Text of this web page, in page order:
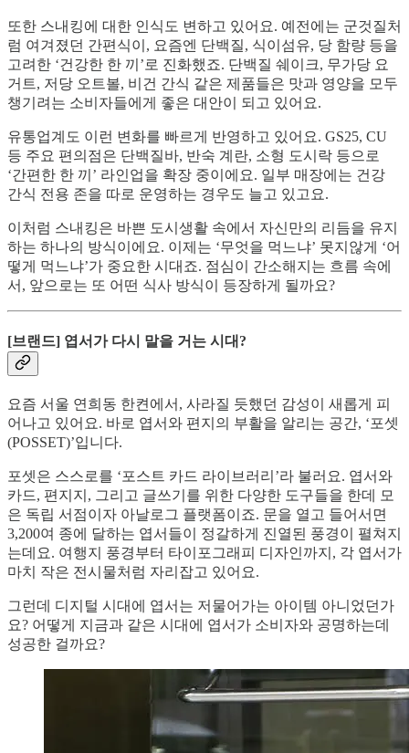
또한 스내킹에 대한 인식도 변하고 있어요. 예전에는 군것질처
럼 여겨졌던 간편식이, 요즘엔 단백질, 식이섬유, 당 함량 등을
고려한 ‘건강한 한 끼’로 진화했죠. 단백질 쉐이크, 무가당 요
거트, 저당 오트볼, 비건 간식 같은 제품들은 맛과 영양을 모두
챙기려는 소비자들에게 좋은 대안이 되고 있어요.
유통업계도 이런 변화를 빠르게 반영하고 있어요. GS25, CU
등 주요 편의점은 단백질바, 반숙 계란, 소형 도시락 등으로
‘간편한 한 끼’ 라인업을 확장 중이에요. 일부 매장에는 건강
간식 전용 존을 따로 운영하는 경우도 늘고 있고요.
이처럼 스내킹은 바쁜 도시생활 속에서 자신만의 리듬을 유지
하는 하나의 방식이에요. 이제는 ‘무엇을 먹느냐’ 못지않게 ‘어
떻게 먹느냐’가 중요한 시대죠. 점심이 간소해지는 흐름 속에
서, 앞으로는 또 어떤 식사 방식이 등장하게 될까요?
[브랜드] 엽서가 다시 말을 거는 시대?
요즘 서울 연희동 한켠에서, 사라질 듯했던 감성이 새롭게 피
어나고 있어요. 바로 엽서와 편지의 부활을 알리는 공간, ‘포셋
(POSSET)’입니다.
포셋은 스스로를 ‘포스트 카드 라이브러리’라 불러요. 엽서와
카드, 편지지, 그리고 글쓰기를 위한 다양한 도구들을 한데 모
은 독립 서점이자 아날로그 플랫폼이죠. 문을 열고 들어서면
3,200여 종에 달하는 엽서들이 정갈하게 진열된 풍경이 펼쳐지
는데요. 여행지 풍경부터 타이포그래피 디자인까지, 각 엽서가
마치 작은 전시물처럼 자리잡고 있어요.
그런데 디지털 시대에 엽서는 저물어가는 아이템 아니었던가
요? 어떻게 지금과 같은 시대에 엽서가 소비자와 공명하는데
성공한 걸까요?